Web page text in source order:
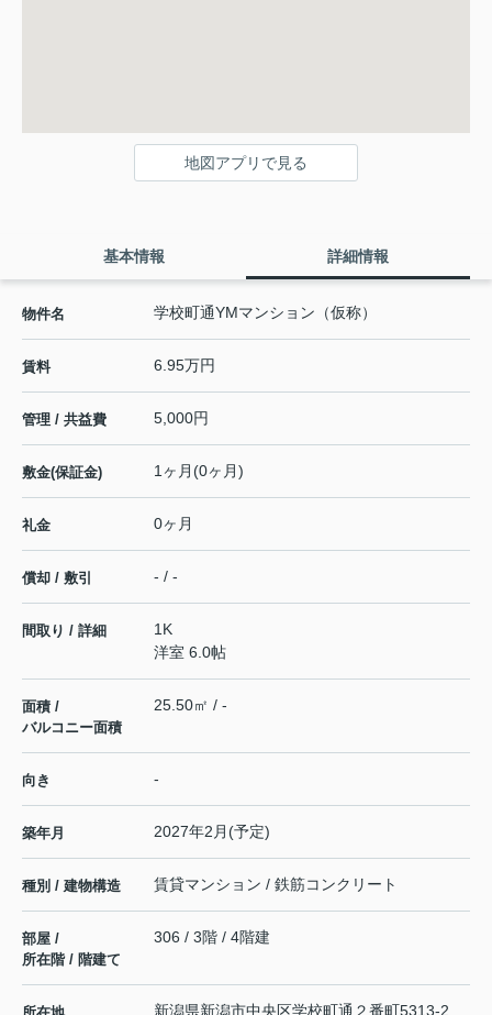
地図アプリで見る
基本情報 詳細情報
物件名 学校町通YMマンション（仮称）
賃料 6.95万円
管理 / 共益費 5,000円
敷金(保証金) 1ヶ月(0ヶ月)
礼金 0ヶ月
償却 / 敷引 - / -
間取り / 詳細
1K
洋室 6.0帖
面積 /
バルコニー面積
25.50㎡ / -
向き -
築年月 2027年2月(予定)
種別 / 建物構造 賃貸マンション / 鉄筋コンクリート
部屋 /
所在階 / 階建て
306 / 3階 / 4階建
新潟県新潟市中央区学校町通２番町5313-2